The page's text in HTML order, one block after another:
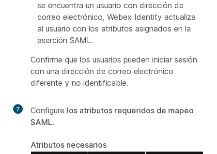
se encuentra un usuario con dirección de
correo electrónico, Webex Identity actualiza
al usuario con los atributos asignados en la
aserción SAML.
Confirme que los usuarios pueden iniciar sesión
con una dirección de correo electrónico
diferente y no identificable.
7 Configure los atributos requeridos de mapeo
SAML.
Atributos necesarios